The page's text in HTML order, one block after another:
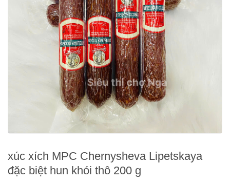
xúc xích MPC Chernysheva Lipetskaya
đặc biệt hun khói thô 200 g